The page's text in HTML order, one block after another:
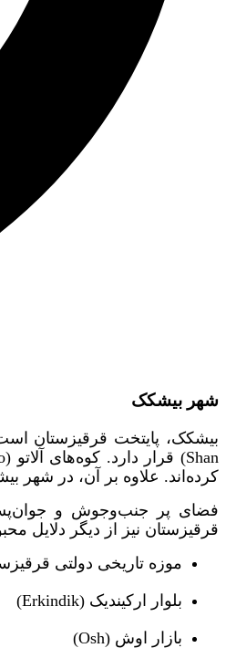
شهر بیشکک
بیشکک، پایتخت قرقیزستان
کرده‌اند. علاوه بر آن، در شهر
فضای پر جنب‌و‌جوش و
قرقیزستان نیز از دیگر دلایل
موزه تاریخی دولتی
بلوار ارکیندیک (Erkindik)
بازار اوش (Osh)